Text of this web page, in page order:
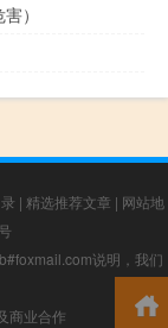
）
| 精选推荐文章 | 网站地
说明，我们
商业合作